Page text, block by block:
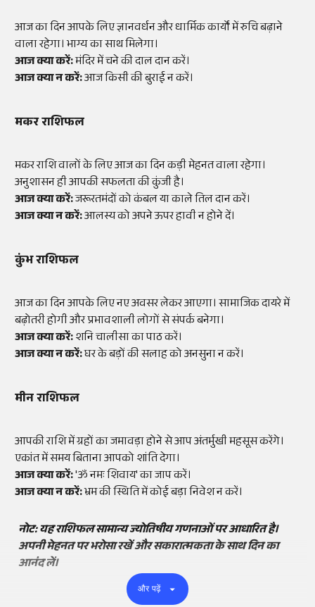
आज का दिन आपके लिए ज्ञानवर्धन और धार्मिक कार्यों में रुचि बढ़ाने
वाला रहेगा। भाग्य का साथ मिलेगा।
आज क्या करें:मंदिर में चने की दाल दान करें।
आज क्या न करें:आज किसी की बुराई न करें।
मकर राशिफल
मकर राशि वालों के लिए आज का दिन कड़ी मेहनत वाला रहेगा।
अनुशासन ही आपकी सफलता की कुंजी है।
आज क्या करें:जरूरतमंदों को कंबल या काले तिल दान करें।
आज क्या न करें:आलस्य को अपने ऊपर हावी न होने दें।
कुंभ राशिफल
आज का दिन आपके लिए नए अवसर लेकर आएगा। सामाजिक दायरे में
बढ़ोतरी होगी और प्रभावशाली लोगों से संपर्क बनेगा।
आज क्या करें:शनि चालीसा का पाठ करें।
आज क्या न करें:घर के बड़ों की सलाह को अनसुना न करें।
मीन राशिफल
आपकी राशि में ग्रहों का जमावड़ा होने से आप अंतर्मुखी महसूस करेंगे।
एकांत में समय बिताना आपको शांति देगा।
आज क्या करें:'ॐ नमः शिवाय' का जाप करें।
आज क्या न करें:भ्रम की स्थिति में कोई बड़ा निवेश न करें।
नोट: यह राशिफल सामान्य ज्योतिषीय गणनाओं पर आधारित है।
अपनी मेहनत पर भरोसा रखें और सकारात्मकता के साथ दिन का
आनंद लें।
और पढ़ें